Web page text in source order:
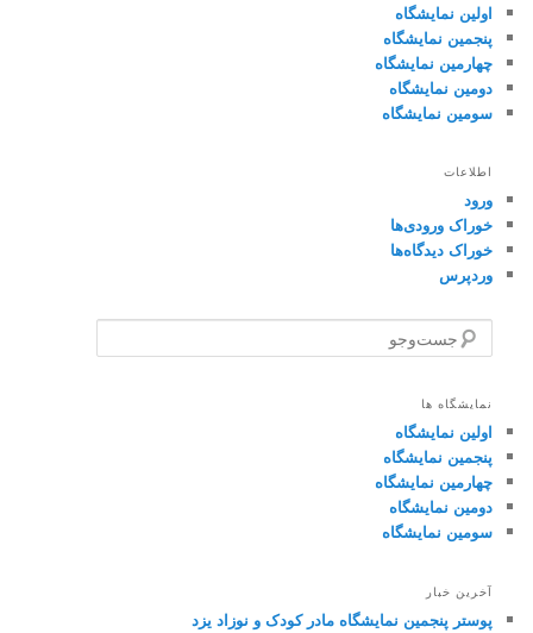
اولین نمایشگاه
پنجمین نمایشگاه
چهارمین نمایشگاه
دومین نمایشگاه
سومین نمایشگاه
اطلاعات
ورود
خوراک ورودی‌ها
خوراک دیدگاه‌ها
وردپرس
س
و
ج
و
نمایشگاه ها
اولین نمایشگاه
پنجمین نمایشگاه
چهارمین نمایشگاه
دومین نمایشگاه
سومین نمایشگاه
آخرین خبار
پوستر پنجمین نمایشگاه مادر کودک و نوزاد یزد